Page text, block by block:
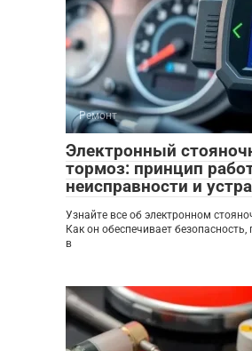
Ремонт
Электронный
тормоз: принцип
неисправности и
Узнайте все об электронном
Как он обеспечивает безопасность,
в